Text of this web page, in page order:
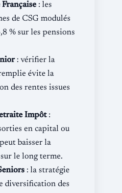
: les
de CSG modulés
% sur les pensions
: vérifier la
évite la
des rentes issues
Impôt:
en capital ou
baisser la
le long terme.
: la stratégie
diversification des